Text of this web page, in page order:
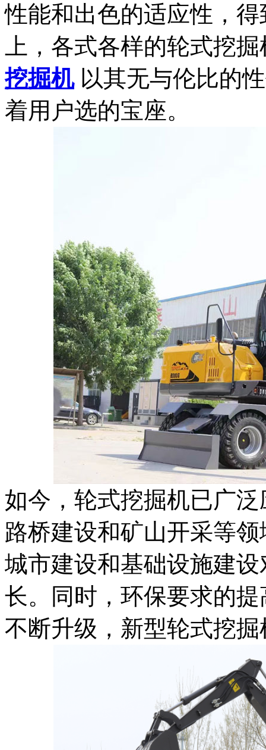
性能和出色的适应性，
上，各式各样的轮式挖
挖掘机 以其无与伦比的
着用户选的宝座。
如今，轮式挖掘机已广
路桥建设和矿山开采等
城市建设和基础设施建
长。同时，环保要求的
不断升级，新型轮式挖